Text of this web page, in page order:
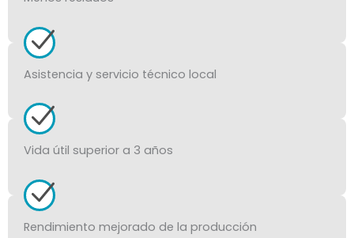
Asistencia y servicio técnico local
Vida útil superior a 3 años
Rendimiento mejorado de la producción